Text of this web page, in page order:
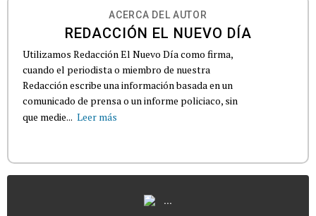
ACERCA DEL AUTOR
REDACCIÓN EL NUEVO DÍA
Utilizamos Redacción El Nuevo Día como firma,
cuando el periodista o miembro de nuestra
Redacción escribe una información basada en un
comunicado de prensa o un informe policiaco, sin
que medie... Leer más
...